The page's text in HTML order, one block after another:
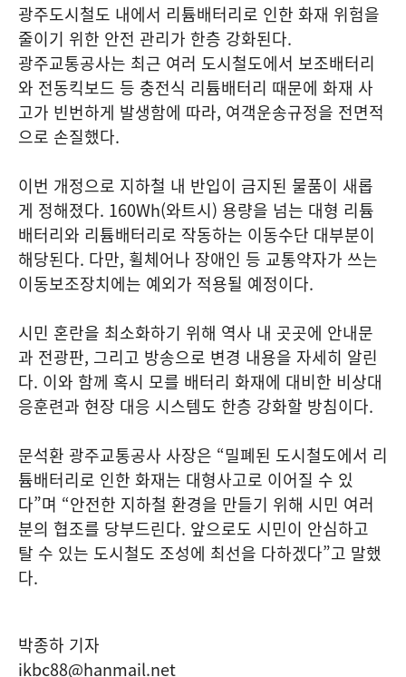
광주도시철도 내에서 리튬배터리로 인한 화재 위험을
줄이기 위한 안전 관리가 한층 강화된다.
광주교통공사는 최근 여러 도시철도에서 보조배터리
와 전동킥보드 등 충전식 리튬배터리 때문에 화재 사
고가 빈번하게 발생함에 따라, 여객운송규정을 전면적
으로 손질했다.
이번 개정으로 지하철 내 반입이 금지된 물품이 새롭
게 정해졌다. 160Wh(와트시) 용량을 넘는 대형 리튬
배터리와 리튬배터리로 작동하는 이동수단 대부분이
해당된다. 다만, 휠체어나 장애인 등 교통약자가 쓰는
이동보조장치에는 예외가 적용될 예정이다.
시민 혼란을 최소화하기 위해 역사 내 곳곳에 안내문
과 전광판, 그리고 방송으로 변경 내용을 자세히 알린
다. 이와 함께 혹시 모를 배터리 화재에 대비한 비상대
응훈련과 현장 대응 시스템도 한층 강화할 방침이다.
문석환 광주교통공사 사장은 “밀폐된 도시철도에서 리
튬배터리로 인한 화재는 대형사고로 이어질 수 있
다”며 “안전한 지하철 환경을 만들기 위해 시민 여러
분의 협조를 당부드린다. 앞으로도 시민이 안심하고
탈 수 있는 도시철도 조성에 최선을 다하겠다”고 말했
다.
박종하 기자
ikbc88@hanmail.net